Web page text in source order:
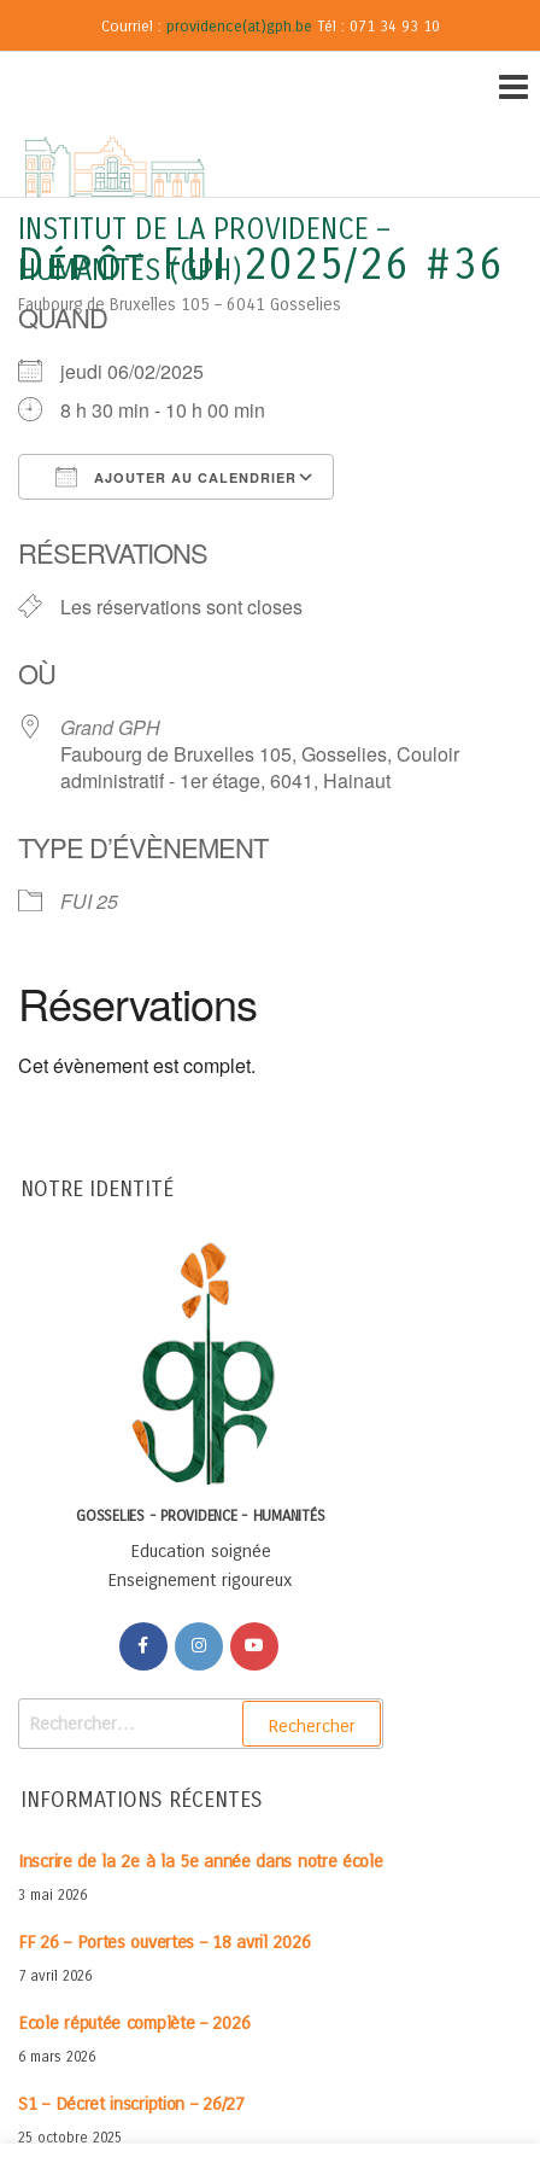
Courriel : providence(at)gph.be Tél : 071 34 93 10
INSTITUT DE LA PROVIDENCE –
HUMANITÉS (GPH)
Faubourg de Bruxelles 105 – 6041 Gosselies
Dépôt FUI 2025/26 #36
QUAND
jeudi 06/02/2025
8 h 30 min - 10 h 00 min
AJOUTER AU CALENDRIER
RÉSERVATIONS
Les réservations sont closes
OÙ
Grand GPH
Faubourg de Bruxelles 105, Gosselies, Couloir
administratif - 1er étage, 6041, Hainaut
TYPE D’ÉVÈNEMENT
FUI 25
Réservations
Cet évènement est complet.
NOTRE IDENTITÉ
GOSSELIES - PROVIDENCE - HUMANITÉS
Education soignée
Enseignement rigoureux
INFORMATIONS RÉCENTES
Inscrire de la 2e à la 5e année dans notre école
3 mai 2026
FF 26 – Portes ouvertes – 18 avril 2026
7 avril 2026
Ecole réputée complète – 2026
6 mars 2026
S1 – Décret inscription – 26/27
25 octobre 2025